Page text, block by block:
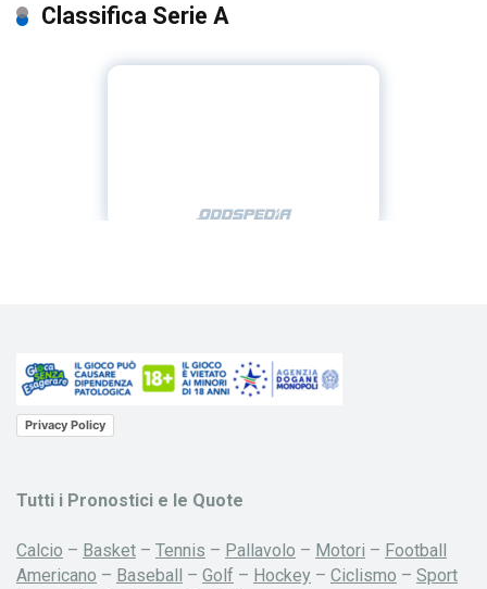
Classifica Serie A
Privacy Policy
Tutti i Pronostici e le Quote
Calcio – Basket – Tennis – Pallavolo – Motori – Football
Americano – Baseball – Golf – Hockey – Ciclismo – Sport